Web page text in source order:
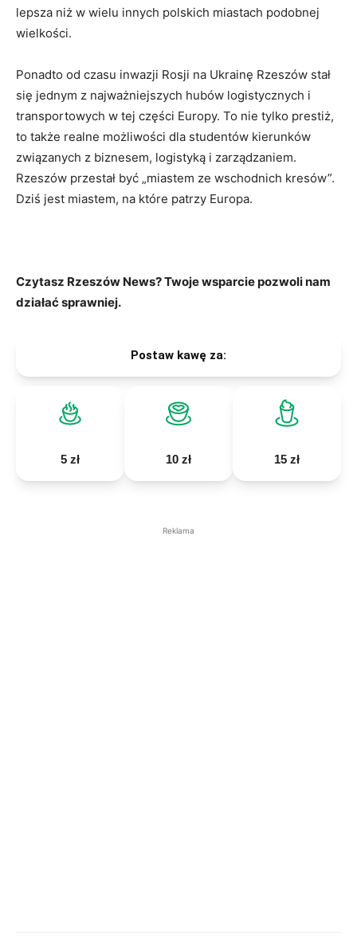
lepsza niż w wielu innych polskich miastach podobnej
wielkości.
Ponadto od czasu inwazji Rosji na Ukrainę Rzeszów stał
się jednym z najważniejszych hubów logistycznych i
transportowych w tej części Europy. To nie tylko prestiż,
to także realne możliwości dla studentów kierunków
związanych z biznesem, logistyką i zarządzaniem.
Rzeszów przestał być „miastem ze wschodnich kresów”.
Dziś jest miastem, na które patrzy Europa.
Czytasz Rzeszów News? Twoje wsparcie pozwoli nam
działać sprawniej.
Postaw kawę za:
5 zł 10 zł 15 zł
Reklama